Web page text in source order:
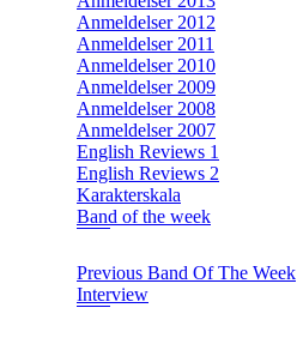
Anmeldelser 2012
Anmeldelser 2011
Anmeldelser 2010
Anmeldelser 2009
Anmeldelser 2008
Anmeldelser 2007
English Reviews 1
English Reviews 2
Karakterskala
Band of the week
Previous Band Of The Week
Interview